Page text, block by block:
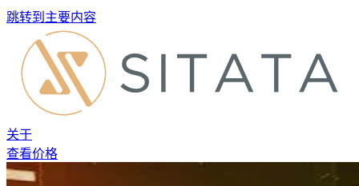
跳转到主要内容
关于
查看价格